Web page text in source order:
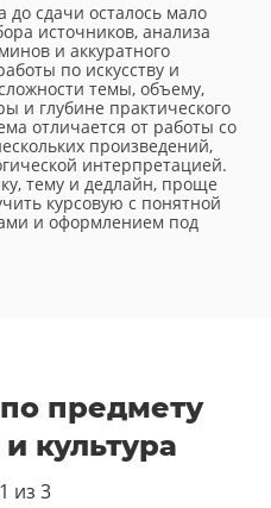
сдачи осталось мало
источников, анализа
и аккуратного
по искусству и
темы, объему,
и глубине практического
отличается от работы со
произведений,
интерпретацией.
тему и дедлайн, проще
курсовую с понятной
и оформлением под
предмету
культура
из 3